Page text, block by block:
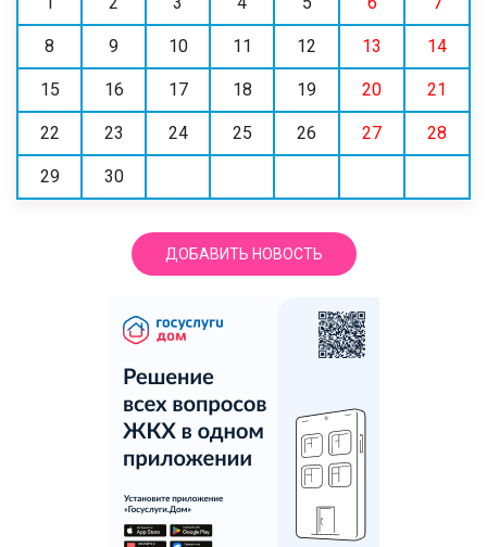
8 9 10 11 12 13 14
15 16 17 18 19 20 21
22 23 24 25 26 27 28
29 30
ДОБАВИТЬ НОВОСТЬ